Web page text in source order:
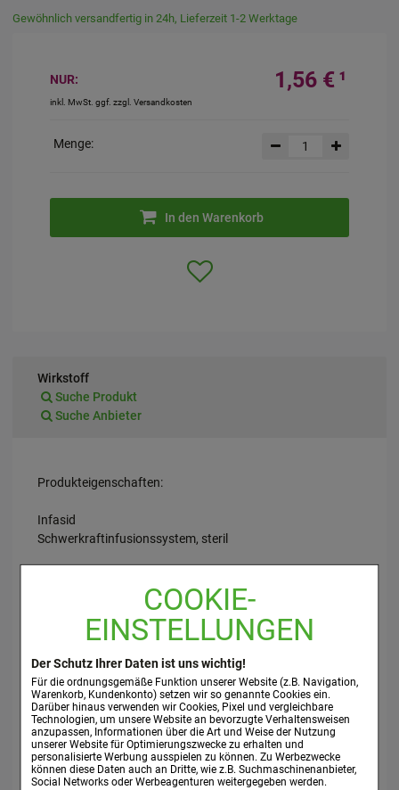
COOKIE-
EINSTELLUNGEN
Der Schutz Ihrer Daten ist uns wichtig!
Für die ordnungsgemäße Funktion unserer Website (z.B. Navigation,
Warenkorb, Kundenkonto) setzen wir so genannte Cookies ein.
Darüber hinaus verwenden wir Cookies, Pixel und vergleichbare
Technologien, um unsere Website an bevorzugte Verhaltensweisen
anzupassen, Informationen über die Art und Weise der Nutzung
unserer Website für Optimierungszwecke zu erhalten und
personalisierte Werbung ausspielen zu können. Zu Werbezwecke
können diese Daten auch an Dritte, wie z.B. Suchmaschinenanbieter,
Social Networks oder Werbeagenturen weitergegeben werden.
Gewöhnlich versandfertig in 24h, Lieferzeit 1-2 Werktage
NUR: 1,56 € ¹
inkl. MwSt. ggf. zzgl. Versandkosten
Menge:
In den Warenkorb
Wirkstoff
Suche Produkt
Suche Anbieter
Produkteigenschaften:
Infasid
Schwerkraftinfusionssystem, steril
Schwerkraftinfusion von Medikamenten und Lösungen.
Einzusetzen bei der intravenösen Verabreichung von
Medikamenten und Lösungen in den Blutkreislauf mittels
Ausführung Infasid - G plus mit bakteriendichtem Luftfilter,
oder Infasid - Flow plus mit Infusionsregler erhältlich.
Steril (EO).
Nicht wiederverwendbar.
Frei von Naturkautschuklatex.
Enthält DEHP.